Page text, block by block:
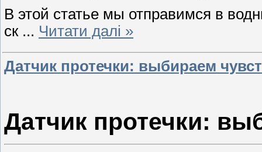
В этой статье мы отправимся в
ск ... Читати далі »
Датчик протечки: выбираем
Датчик протечки: